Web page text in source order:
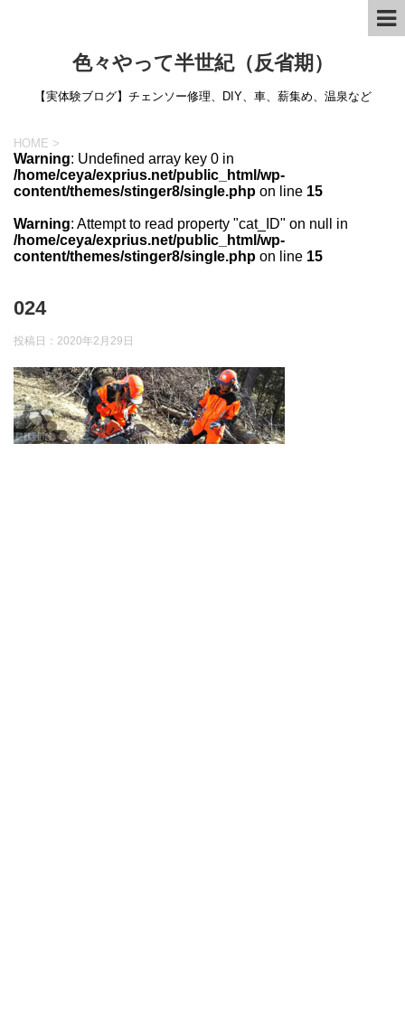
色々やって半世紀（反省期）
【実体験ブログ】チェンソー修理、DIY、車、薪集め、温泉など
HOME >
Warning: Undefined array key 0 in
/home/ceya/exprius.net/public_html/wp-
content/themes/stinger8/single.php on line 15
Warning: Attempt to read property "cat_ID" on null in
/home/ceya/exprius.net/public_html/wp-
content/themes/stinger8/single.php on line 15
024
投稿日： 2020年2月29日